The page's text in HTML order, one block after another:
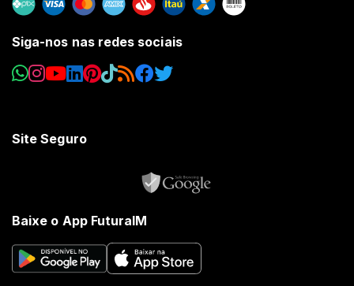
Siga-nos nas redes sociais
Site Seguro
Baixe o App FuturaIM